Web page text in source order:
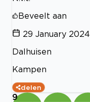
Beveelt aan
29 January 2024
Dalhuisen
Kampen
delen
9